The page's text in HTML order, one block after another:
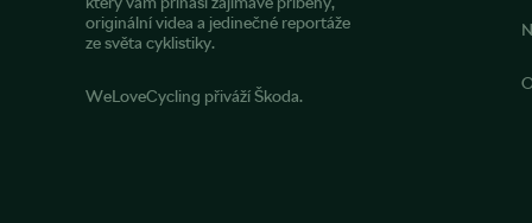
originální videa a jedinečné reportáže
ze světa cyklistiky.
WeLoveCycling přiváží Škoda.